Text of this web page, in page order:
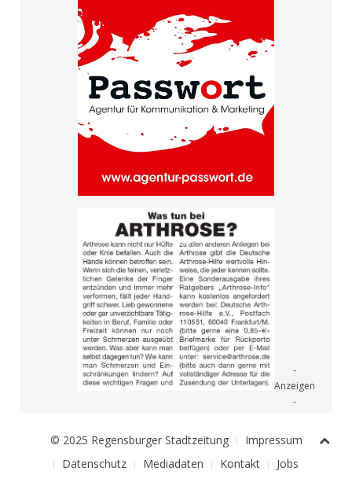
© 2025 Regensburger Stadtzeitung
Impressum
Datenschutz
Mediadaten Kontakt Jobs